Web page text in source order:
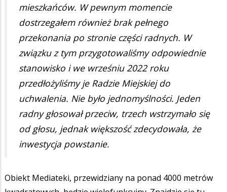
mieszkańców. W pewnym momencie
dostrzegałem również brak pełnego
przekonania po stronie części radnych. W
związku z tym przygotowaliśmy odpowiednie
stanowisko i we wrześniu 2022 roku
przedłożyliśmy je Radzie Miejskiej do
uchwalenia. Nie było jednomyślności. Jeden
radny głosował przeciw, trzech wstrzymało się
od głosu, jednak większość zdecydowała, że
inwestycja powstanie.
Obiekt Mediateki, przewidziany na ponad 4000 metrów